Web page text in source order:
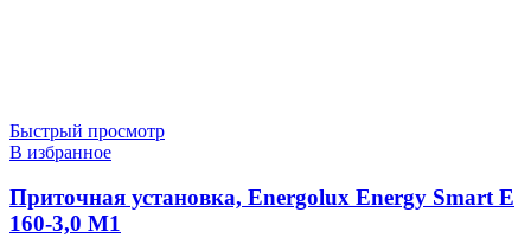
Быстрый просмотр
В избранное
Приточная установка, Energolux Energy Smart E
160-3,0 M1